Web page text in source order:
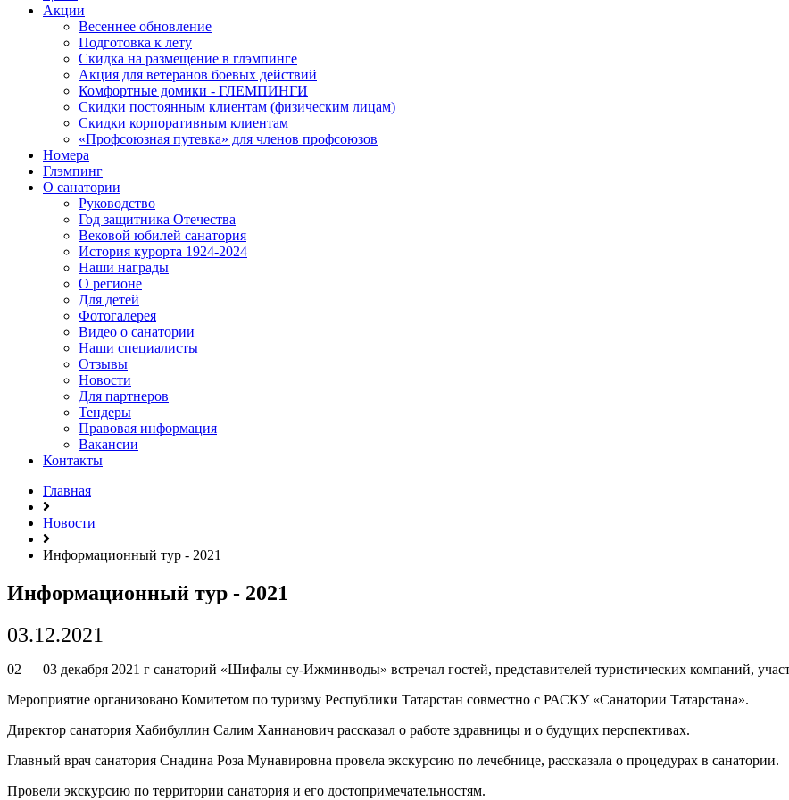
Акции
Весеннее обновление
Подготовка к лету
Скидка на размещение в глэмпинге
Акция для ветеранов боевых действий
Комфортные домики - ГЛЕМПИНГИ
Скидки постоянным клиентам (физическим лицам)
Скидки корпоративным клиентам
«Профсоюзная путевка» для членов профсоюзов
Номера
Глэмпинг
О санатории
Руководство
Год защитника Отечества
Вековой юбилей санатория
История курорта 1924-2024
Наши награды
О регионе
Для детей
Фотогалерея
Видео о санатории
Наши специалисты
Отзывы
Новости
Для партнеров
Тендеры
Правовая информация
Вакансии
Контакты
Главная
Новости
Информационный тур - 2021
Информационный тур - 2021
03.12.2021
02 — 03 декабря 2021 г санаторий «Шифалы су-Ижминводы» встречал гостей, представителей туристических компаний,
Мероприятие организовано Комитетом по туризму Республики Татарстан совместно с РАСКУ «Санатории Татарстана».
Директор санатория Хабибуллин Салим Ханнанович рассказал о работе здравницы и о будущих перспективах.
Главный врач санатория Снадина Роза Мунавировна провела экскурсию по лечебнице, рассказала о процедурах в санатории.
Провели экскурсию по территории санатория и его достопримечательностям.